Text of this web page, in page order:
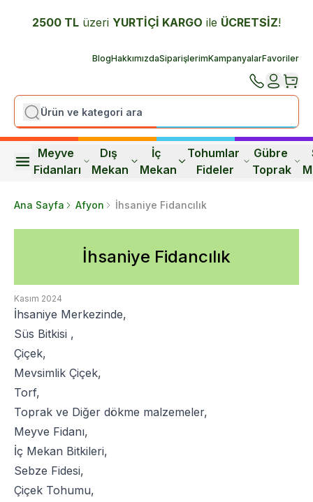
2500 TL üzeri YURTİÇİ KARGO ile ÜCRETSİZ!
BlogHakkımızdaSiparişlerimKampanyalarFavoriler
Meyve
Fidanları
Dış
Mekan
İç
Mekan
Tohumlar
Fideler
Gübre
Toprak
Ana Sayfa Afyon İhsaniye Fidancılık
İhsaniye Fidancılık
Kasım 2024
İhsaniye Merkezinde,
Süs Bitkisi ,
Çiçek,
Mevsimlik Çiçek,
Torf,
Toprak ve Diğer dökme malzemeler,
Meyve Fidanı,
İç Mekan Bitkileri,
Sebze Fidesi,
Çiçek Tohumu,